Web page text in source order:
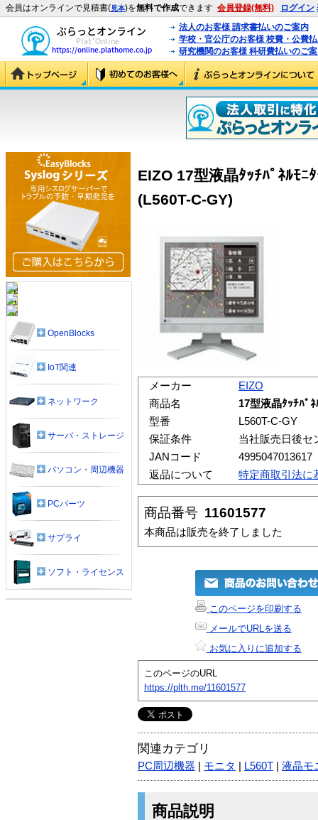
会員はオンラインで見積書(見本)を無料で作成できます 会員登録(無料) ログイン
法人のお客様 請求書払いのご案内
学校・官公庁のお客様 校費・公費
研究機関のお客様 科研費払いのご
EIZO 17型液晶ﾀｯﾁﾊﾟﾈﾙﾓﾆ
(L560T-C-GY)
メーカー
EIZO
商品名
17型液晶ﾀｯﾁﾊﾟ
型番
L560T-C-GY
保証条件
当社販売日後セ
JANコード
4995047013617
返品について
特定商取引法に
商品番号 11601577
本商品は販売を終了しました
このページを印刷する
メールでURLを送る
お気に入りに追加する
このページのURL
https://plth.me/11601577
関連カテゴリ
PC周辺機器 モニタ L560T 液晶モ
商品説明
OpenBlocks
IoT関連
ネットワーク
サーバ・ストレージ
パソコン・周辺機器
PCパーツ
サプライ
ソフト・ライセンス